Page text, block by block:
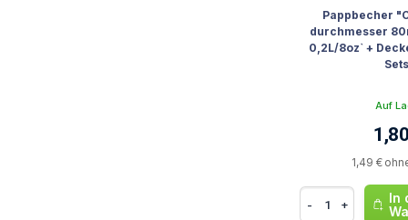
Pappbecher
durchmesser
0,2L/8oz` +
Auf
1,49 €
- +
In